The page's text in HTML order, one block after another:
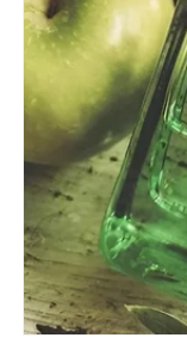
互
動
視
窗
中